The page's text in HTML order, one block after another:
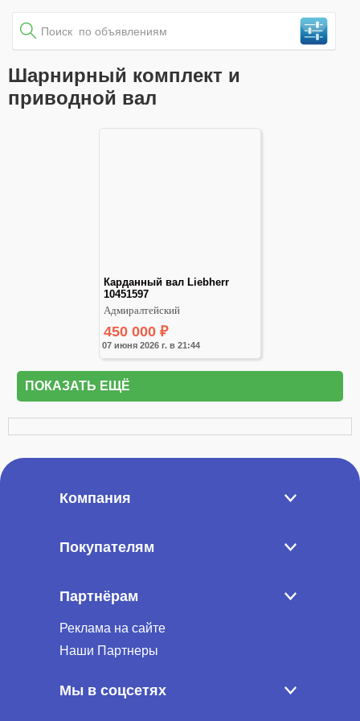
Шарнирный комплект и
приводной вал
07 июня 2026 г. в 21:44
Карданный вал Liebherr
10451597
Адмиралтейский
450 000 ₽
ПОКАЗАТЬ ЕЩЁ
Компания
Покупателям
Партнёрам
Реклама на сайте
Наши Партнеры
Мы в соцсетях